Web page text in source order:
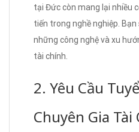
tại Đức còn mang lại nhiều
tiến trong nghề nghiệp.
những công nghệ và xu
tài chính.
2. Yêu Cầu
Chuyên Gia